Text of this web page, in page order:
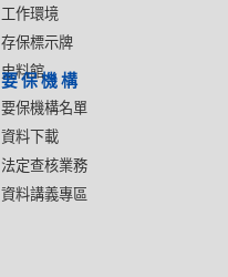
工作環境
存保標示牌
史料館
要保機構
要保機構名單
資料下載
法定查核業務
資料講義專區